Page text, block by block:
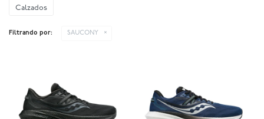
Calzados
Filtrando por: SAUCONY